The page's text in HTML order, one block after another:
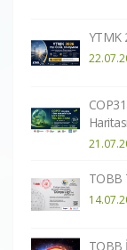
YTMK
TOBB
TOBB